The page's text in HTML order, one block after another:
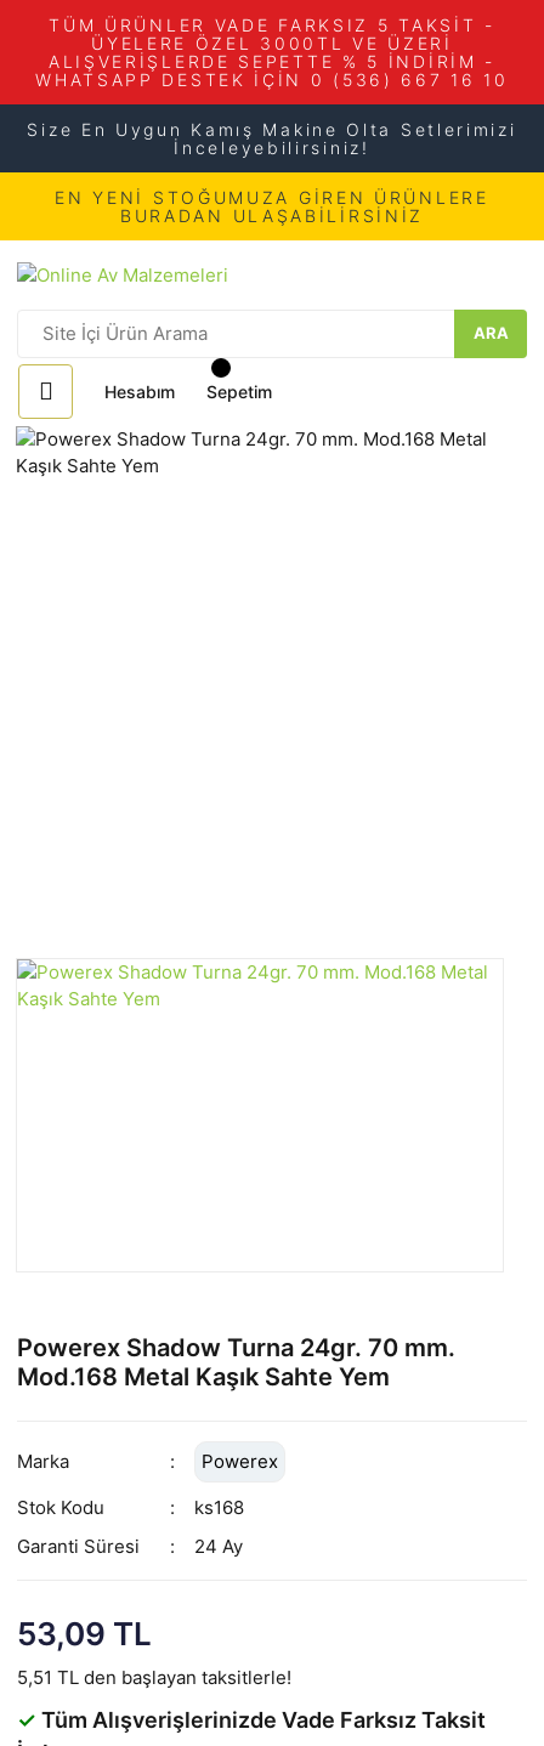
TÜM ÜRÜNLER VADE FARKSIZ 5 TAKSİT -
ÜYELERE ÖZEL 3000TL VE ÜZERİ
ALIŞVERİŞLERDE SEPETTE % 5 İNDİRİM -
WHATSAPP DESTEK İÇİN 0 (536) 667 16 10
Size En Uygun Kamış Makine Olta Setlerimizi
İnceleyebilirsiniz!
EN YENİ STOĞUMUZA GİREN ÜRÜNLERE
BURADAN ULAŞABİLİRSİNİZ
ARA
Hesabım Sepetim
Powerex Shadow Turna 24gr. 70 mm.
Mod.168 Metal Kaşık Sahte Yem
Marka
Powerex
Stok Kodu
ks168
Garanti Süresi
24 Ay
53,09 TL
5,51 TL den başlayan taksitlerle!
✓ Tüm Alışverişlerinizde Vade Farksız Taksit